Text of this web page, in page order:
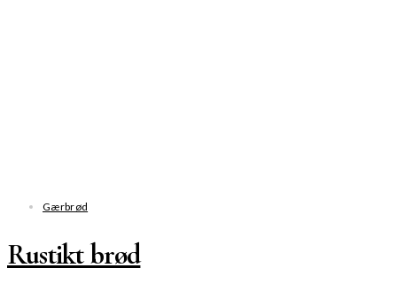
Gærbrød
Rustikt brød